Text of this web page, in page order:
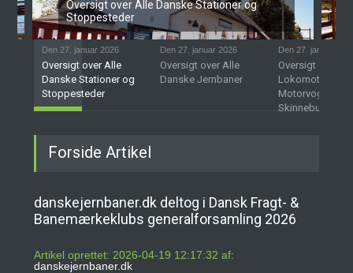
Oversigt over Alle Danske Stationer og
Stoppesteder
Den 27. januar 2026
Oversigt over Alle
Danske Stationer og
Stoppesteder
Den 27. januar 2026
Oversigt over Alle
Danske Jernbaner
Den 27. januar
Oversigt over
Lokomotiver,
Motorvogne og
Skinnebusser
Forside Artikel
danskejernbaner.dk deltog i Dansk Fragt- &
Banemærkeklubs generalforsamling 2026
Artikel oprettet: 2026-04-19 12:17:32 af:
danskejernbaner.dk